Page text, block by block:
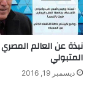
نبذة عن العالم
المتبولي
ديسمبر 19, 2016